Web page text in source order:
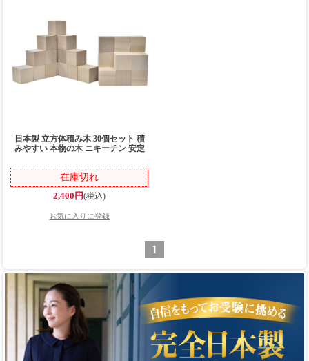
日本製 立方体積み木 30個セット 積
みやすい 本物の木 ニキーチン 安定
教具 知育玩具 角積木 空間把握 図形
在庫切れ
2,400円(税込)
1